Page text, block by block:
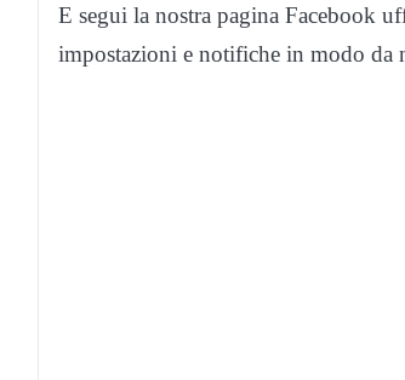
E segui la nostra pagina Facebook
impostazioni e notifiche in modo da